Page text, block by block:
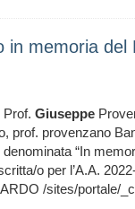
memoria
Prof. Giuseppe
prof. provenzano
“In
o per l’A.A.
/sites/portale/